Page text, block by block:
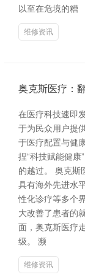
以至在危境的糟
维修资讯
奥克斯医疗：
在医疗科技速即
于为民众用户提
于医疗配置与健
捏“科技赋能健康
的越过。 奥克斯
具有海外先进水
性化诊疗等多个
大改善了患者的
面，奥克斯医疗
级。 濒
维修资讯